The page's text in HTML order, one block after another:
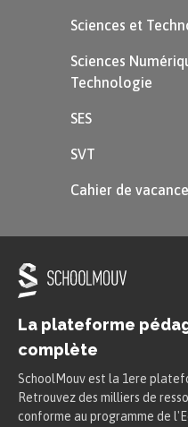
Dans notre
soustraire
soustrait 2.
Le résultat est
À retenir
Sciences et
Sciences
Technologie
SES
SVT
Cahier de
La plateforme
complète
SchoolMouv est la 1ere
Retrouvez des milliers de
conforme au programme de